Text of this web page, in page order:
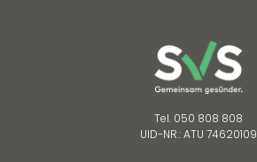
Tel. 050 808 808
UID-NR.: ATU 74620109